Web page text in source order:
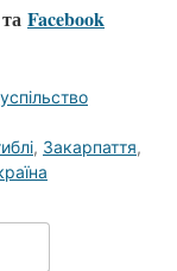
та Facebook
, Закарпаття,